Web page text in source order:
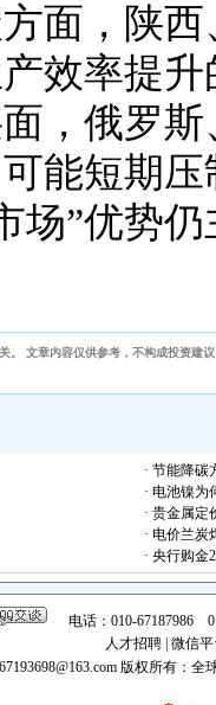
面，陕
效率提
，俄罗
能短期
场”优势
。 文章内容仅供参考，不构成投资建
· 节能降碳
· 电池镍为
· 贵金属定
· 电价兰炭
· 央行购金
电话：010-67187986
人才招聘 微信
版权所有：全